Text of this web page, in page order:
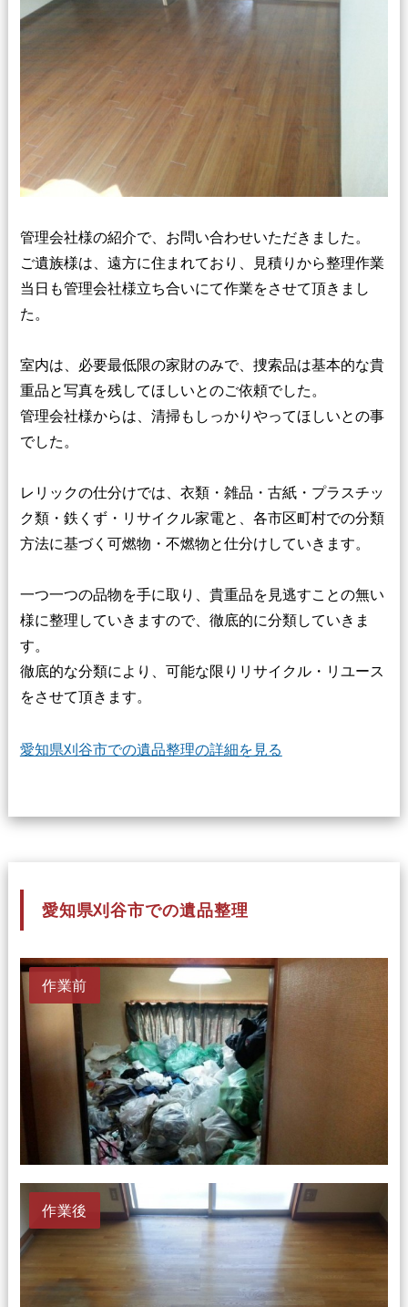
管理会社様の紹介で、お問い合わせいただきました。
ご遺族様は、遠方に住まれており、見積りから整理作業
当日も管理会社様立ち合いにて作業をさせて頂きまし
た。
室内は、必要最低限の家財のみで、捜索品は基本的な貴
重品と写真を残してほしいとのご依頼でした。
管理会社様からは、清掃もしっかりやってほしいとの事
でした。
レリックの仕分けでは、衣類・雑品・古紙・プラスチッ
ク類・鉄くず・リサイクル家電と、各市区町村での分類
方法に基づく可燃物・不燃物と仕分けしていきます。
一つ一つの品物を手に取り、貴重品を見逃すことの無い
様に整理していきますので、徹底的に分類していきま
す。
徹底的な分類により、可能な限りリサイクル・リユース
をさせて頂きます。
愛知県刈谷市での遺品整理の詳細を見る
愛知県刈谷市での遺品整理
作業前
作業後